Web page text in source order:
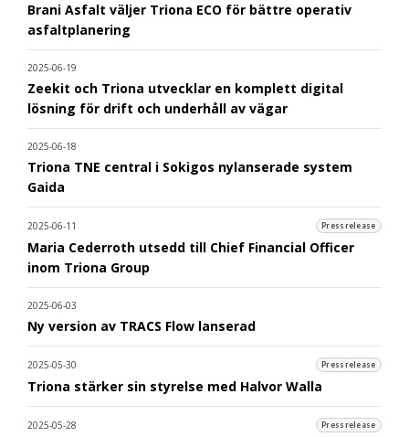
Brani Asfalt väljer Triona ECO för bättre operativ
asfaltplanering
2025-06-19
Zeekit och Triona utvecklar en komplett digital
lösning för drift och underhåll av vägar
2025-06-18
Triona TNE central i Sokigos nylanserade system
Gaida
2025-06-11 Pressrelease
Maria Cederroth utsedd till Chief Financial Officer
inom Triona Group
2025-06-03
Ny version av TRACS Flow lanserad
2025-05-30 Pressrelease
Triona stärker sin styrelse med Halvor Walla
2025-05-28 Pressrelease